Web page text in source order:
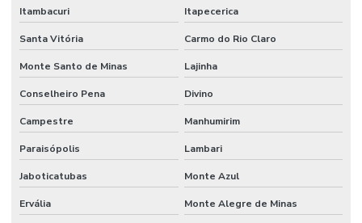
Itambacuri Itapecerica
Santa Vitória Carmo do Rio Claro
Monte Santo de Minas Lajinha
Conselheiro Pena Divino
Campestre Manhumirim
Paraisópolis Lambari
Jaboticatubas Monte Azul
Ervália Monte Alegre de Minas